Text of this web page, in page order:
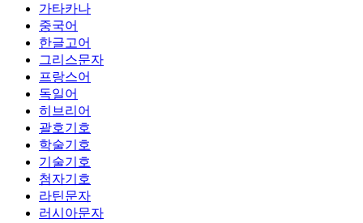
가타카나
중국어
한글고어
그리스문자
프랑스어
독일어
히브리어
괄호기호
학술기호
기술기호
첨자기호
라틴문자
러시아문자